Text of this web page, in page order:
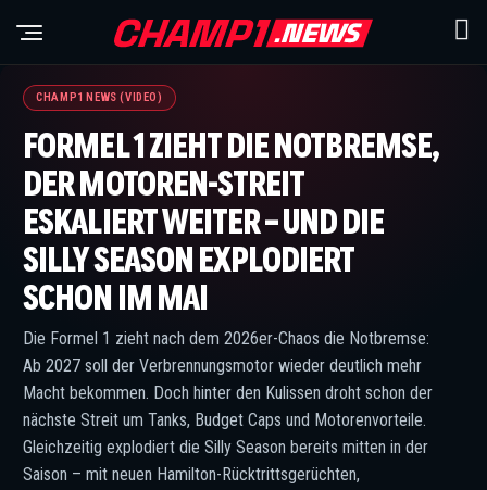
CHAMP1 NEWS (VIDEO)
FORMEL 1 ZIEHT DIE NOTBREMSE,
DER MOTOREN-STREIT
ESKALIERT WEITER – UND DIE
SILLY SEASON EXPLODIERT
SCHON IM MAI
Die Formel 1 zieht nach dem 2026er-Chaos die Notbremse:
Ab 2027 soll der Verbrennungsmotor wieder deutlich mehr
Macht bekommen. Doch hinter den Kulissen droht schon der
nächste Streit um Tanks, Budget Caps und Motorenvorteile.
Gleichzeitig explodiert die Silly Season bereits mitten in der
Saison – mit neuen Hamilton-Rücktrittsgerüchten,